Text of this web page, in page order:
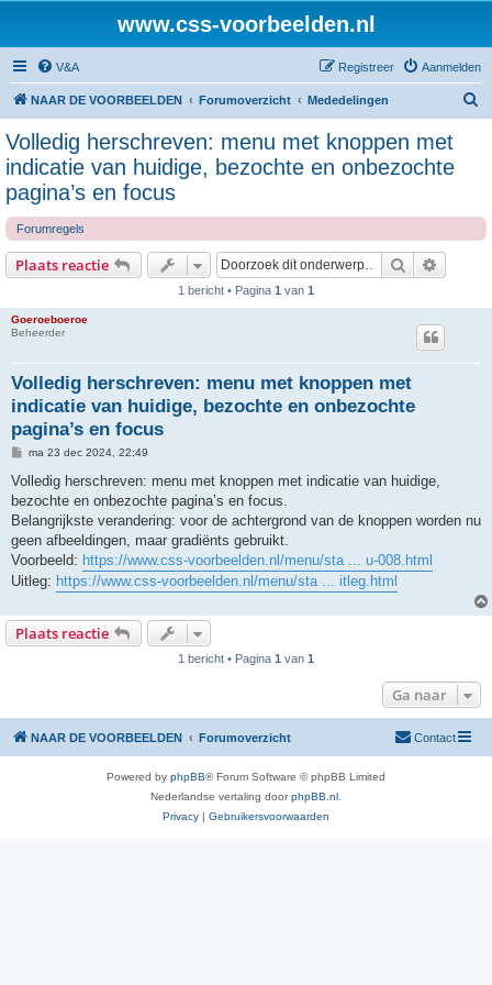
www.css-voorbeelden.nl
V&A Aanmelden
Registreer
NAAR DE VOORBEELDEN Forumoverzicht Mededelingen
Volledig herschreven: menu met knoppen met
indicatie van huidige, bezochte en onbezochte
pagina’s en focus
Forumregels
Plaats reactie Zoek
1 bericht • Pagina 1 van 1
Goeroeboeroe
Beheerder
Volledig herschreven: menu met knoppen met
indicatie van huidige, bezochte en onbezochte
pagina’s en focus
B
r
c
h
ma 23 dec 2024, 22:49
Volledig herschreven: menu met knoppen met indicatie van huidige,
bezochte en onbezochte pagina’s en focus.
Belangrijkste verandering: voor de achtergrond van de knoppen worden nu
geen afbeeldingen, maar gradiënts gebruikt.
Voorbeeld: https://www.css-voorbeelden.nl/menu/sta ... u-008.html
Uitleg: https://www.css-voorbeelden.nl/menu/sta ... itleg.html
Plaats reactie
1 bericht • Pagina 1 van 1
Ga naar
NAAR DE VOORBEELDEN Forumoverzicht Contact
Powered by phpBB® Forum Software © phpBB Limited
Nederlandse vertaling doorphpBB.nl
Privacy | Gebruikersvoorwaarden